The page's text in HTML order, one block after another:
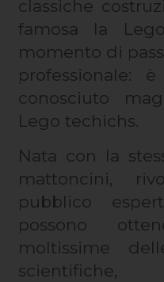
classiche
famosa la
momento di
professionale:
conosciuto
Lego techichs.
Nata con la
mattoncini,
pubblico
possono
moltissime